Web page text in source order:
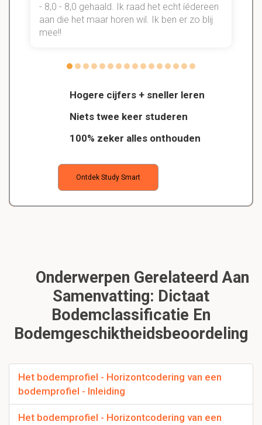
Hogere cijfers + sneller leren
Niets twee keer studeren
100% zeker alles onthouden
Ontdek Study Smart
- 8,0 - 8,0 gehaald. Ik raad het echt íédereen
aan die het maar horen wil. Ik ben er zo blij
mee!!
Onderwerpen Gerelateerd Aan
Samenvatting: Dictaat
Bodemclassificatie En
Bodemgeschiktheidsbeoordeling
Het bodemprofiel - Horizontcodering van een
bodemprofiel - Inleiding
Het bodemprofiel - Horizontcodering van een